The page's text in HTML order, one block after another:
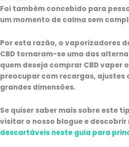
Foi também concebido para
um momento de calma sem
Por esta razão, o vaporizadores
CBD tornaram-se uma das
quem deseja comprar CBD vaper
preocupar com recargas, ajustes
grandes dimensões.
Se quiser saber mais sobre este
visitar o nosso blogue e descobrir
descartáveis neste guia para